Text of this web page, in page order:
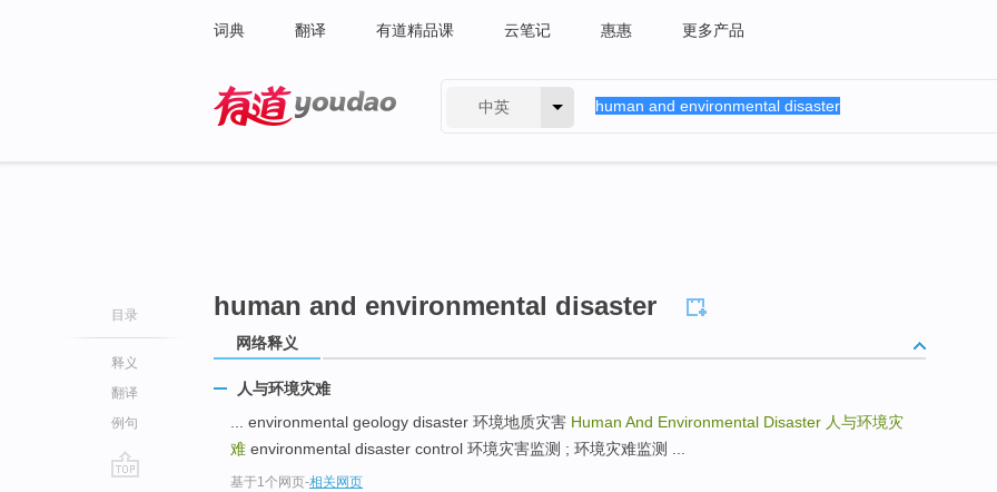
词典 翻译 有道精品课 云笔记 惠惠 更多产品
中英
目录
释义
翻译
例句
human and environmental disaster
网络释义
人与环境灾难
... environmental geology disaster 环境地质灾害 Human And Environmental Disaster 人与环境灾
难 environmental disaster control 环境灾害监测 ; 环境灾难监测 ...
基于1个网页-相关网页